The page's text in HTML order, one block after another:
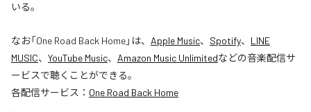
いる。
なお「One Road Back Home」は、 Apple Music、 Spotify、 LINE
MUSIC、 YouTube Music、 Amazon Music Unlimitedなどの音楽配信サ
ービスで聴くことができる。
各配信サービス： One Road Back Home